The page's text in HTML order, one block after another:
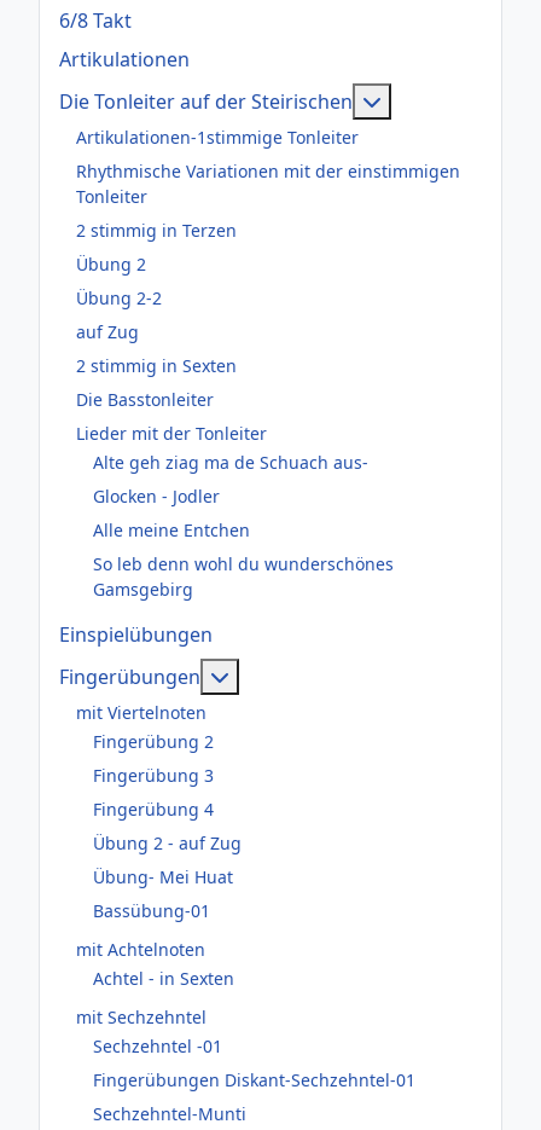
6/8 Takt
Artikulationen
Die Tonleiter auf der Steirischen
Artikulationen-1stimmige Tonleiter
Rhythmische Variationen mit der einstimmigen
Tonleiter
2 stimmig in Terzen
Übung 2
Übung 2-2
auf Zug
2 stimmig in Sexten
Die Basstonleiter
Lieder mit der Tonleiter
Alte geh ziag ma de Schuach aus-
Glocken - Jodler
Alle meine Entchen
So leb denn wohl du wunderschönes
Gamsgebirg
Einspielübungen
Fingerübungen
mit Viertelnoten
Fingerübung 2
Fingerübung 3
Fingerübung 4
Übung 2 - auf Zug
Übung- Mei Huat
Bassübung-01
mit Achtelnoten
Achtel - in Sexten
mit Sechzehntel
Sechzehntel -01
Fingerübungen Diskant-Sechzehntel-01
Sechzehntel-Munti